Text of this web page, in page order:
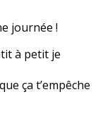
journée !
à petit je
ça t’empêche